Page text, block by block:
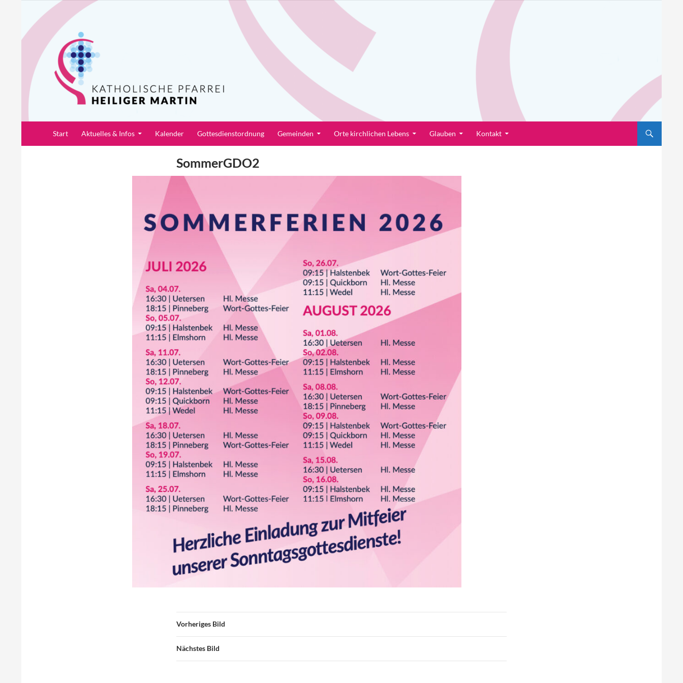
springen
Pfarrei Heiliger Martin
Start Aktuelles & Infos Kalender Gottesdienstordnung Gemeinden Orte kirchlichen Lebens Glauben Kontakt
SommerGDO2
Vorheriges Bild
Nächstes Bild